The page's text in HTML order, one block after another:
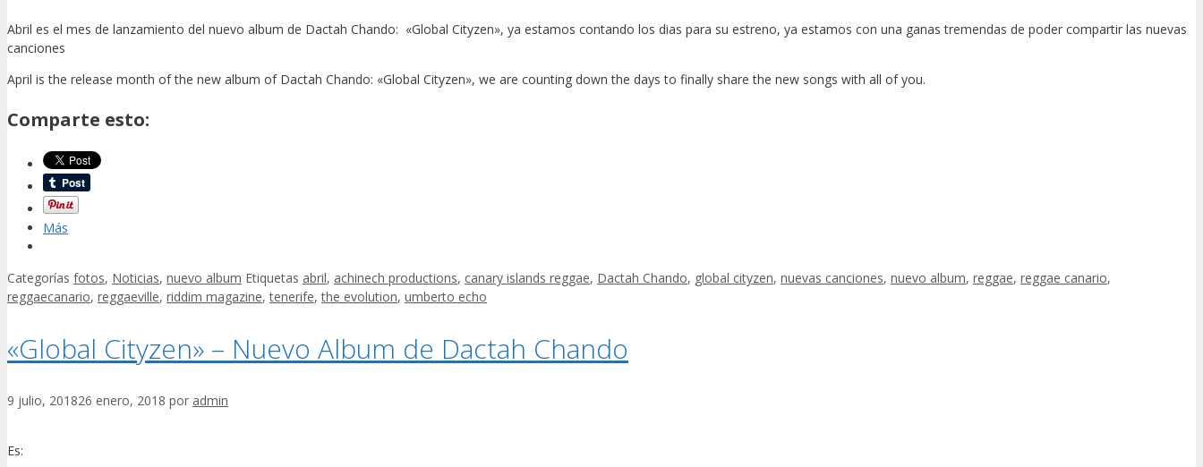
Abril es el mes de lanzamiento del nuevo album de Dactah Chando: «Global Cityzen», ya estamos contando los dias para su estreno, ya estamos con una ganas tremendas de poder compartir las nuevas
canciones
April is the release month of the new album of Dactah Chando: «Global Cityzen», we are counting down the days to finally share the new songs with all of you.
Comparte esto:
Más
Categorías fotos, Noticias, nuevo album Etiquetas abril, achinech productions, canary islands reggae, Dactah Chando, global cityzen, nuevas canciones, nuevo album, reggae, reggae canario,
reggaecanario, reggaeville, riddim magazine,tenerife,the evolution, umberto echo
«Global Cityzen» – Nuevo Album de Dactah Chando
9 julio, 201826 enero, 2018 por admin
Es: